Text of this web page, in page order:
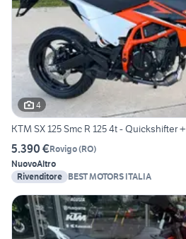
4
KTM SX 125 Smc R 125 4t - Quickshifter +
5.390 €Rovigo(RO)
NuovoAltro
Rivenditore BEST MOTORS ITALIA